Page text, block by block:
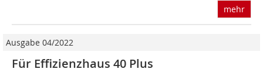
mehr
Ausgabe 04/2022
Für Effizienzhaus 40 Plus